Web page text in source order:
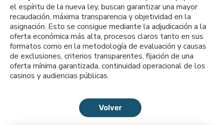
el espíritu de la nueva ley, buscan garantizar una mayor
recaudación, máxima transparencia y objetividad en la
asignación. Esto se consigue mediante la adjudicación a la
oferta económica más alta, procesos claros tanto en sus
formatos como en la metodología de evaluación y causas
de exclusiones, criterios transparentes, fijación de una
oferta mínima garantizada, continuidad operacional de los
casinos y audiencias públicas.
Volver